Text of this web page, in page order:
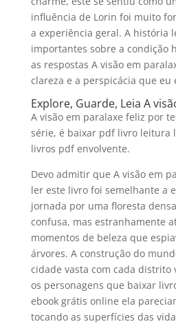
influência de Lorin foi muito
a experiência geral. A história
importantes sobre a condição
as respostas A visão em
clareza e a perspicácia que eu
Explore, Guarde, Leia A
A visão em paralaxe feliz por
série, é baixar pdf livro leitura
livros pdf envolvente.
Devo admitir que A visão em
ler este livro foi semelhante a
jornada por uma floresta
confusa, mas estranhamente
momentos de beleza que
árvores. A construção do
cidade vasta com cada distrito
os personagens que baixar
ebook grátis online ela
tocando as superfícies das